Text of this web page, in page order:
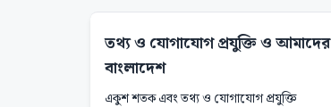
তথ্য ও যোগাযোগ প্রযুক্তি ও আমাদের
বাংলাদেশ
একুশ শতক এবং তথ্য ও যোগাযোগ প্রযুক্তি